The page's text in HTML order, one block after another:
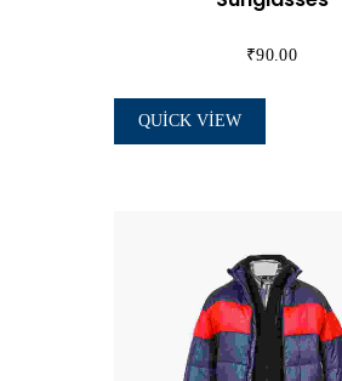
₹90.00
QUICK VIEW
SEPETE EKLE